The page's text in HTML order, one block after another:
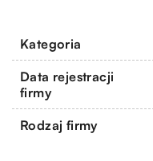
Kategoria
Data rejestracji
firmy
Rodzaj firmy